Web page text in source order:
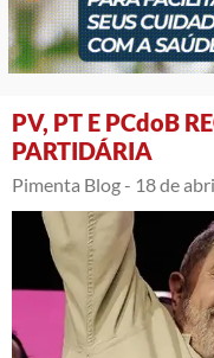
PV, PT E PCdoB
PARTIDÁRIA
Pimenta Blog - 18 de